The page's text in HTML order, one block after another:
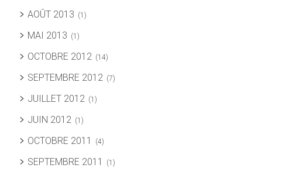
AOÛT 2013 (1)
MAI 2013 (1)
OCTOBRE 2012 (14)
SEPTEMBRE 2012 (7)
JUILLET 2012 (1)
JUIN 2012 (1)
OCTOBRE 2011 (4)
SEPTEMBRE 2011 (1)